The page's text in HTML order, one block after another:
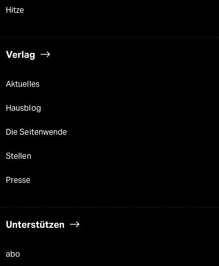
Hitze
Verlag
Aktuelles
Hausblog
Die Seitenwende
Stellen
Presse
Unterstützen
abo